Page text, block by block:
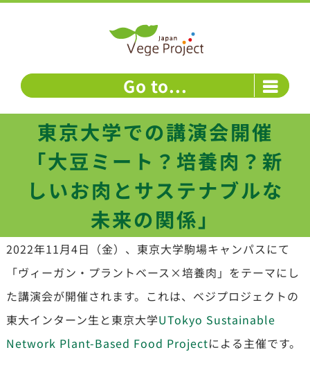
Go to...
東京大学での講演会開催
「大豆ミート？培養肉？新
しいお肉とサステナブルな
未来の関係」
2022年11月4日（金）、東京大学駒場キャンパスにて
「ヴィーガン・プラントベース×培養肉」をテーマにし
た講演会が開催されます。これは、ベジプロジェクトの
東大インターン生と東京大学UTokyo Sustainable
Network Plant-Based Food Projectによる主催です。